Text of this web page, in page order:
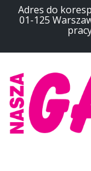
Adres do
01-125